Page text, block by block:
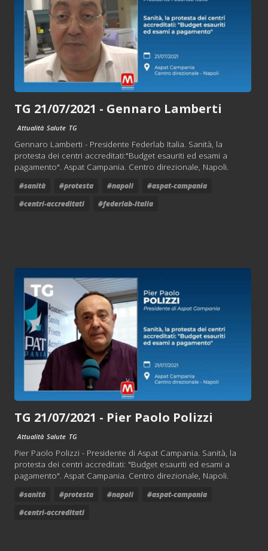
TG 21/07/2021 - Gennaro Lamberti
Attualità Salute TG
Gennaro Lamberti - Presidente Federlab Italia. Sanità, la
protesta dei centri accreditati:"Budget esauriti ed esami a
pagamento". Aspat Campania. Centro direzionale, Napoli.
#sanità #protesta #napoli
#aspat-campania
#centri-accreditati
#federlab-italia
TG 21/07/2021 - Pier Paolo Polizzi
Attualità Salute TG
Pier Paolo Polizzi - Presidente di Aspat Campania. Sanità, la
protesta dei centri accreditati: "Budget esauriti ed esami a
pagamento". Aspat Campania. Centro direzionale, Napoli.
#sanità #protesta #napoli
#aspat-campania
#centri-accreditati